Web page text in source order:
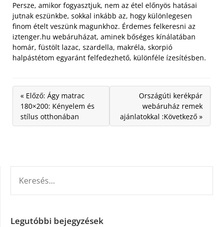
Persze, amikor fogyasztjuk, nem az étel előnyös hatásai
jutnak eszünkbe, sokkal inkább az, hogy különlegesen
finom ételt veszünk magunkhoz. Érdemes felkeresni az
iztenger.hu webáruházat, aminek bőséges kínálatában
homár, füstölt lazac, szardella, makréla, skorpió
halpástétom egyaránt felfedezhető, különféle ízesítésben.
« Előző: Ágy matrac
180×200: Kényelem és
stílus otthonában
Országúti kerékpár
webáruház remek
ajánlatokkal :Következő »
Legutóbbi bejegyzések